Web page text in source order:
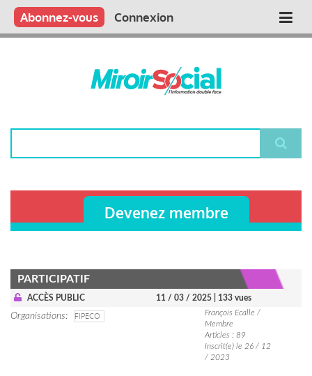
Aller
contenu
Main
Qui sommes nous ?
Vous publiez
Nous publions
Contactez-nous
Abonnez-vous Connexion
Devenez membre
PARTICIPATIF
ACCÈS PUBLIC 11 / 03 / 2025 | 133 vues
Organisations FIPECO
François Ecalle /
Membre
Articles : 89
Inscrit(e) le 26 / 12
/ 2023